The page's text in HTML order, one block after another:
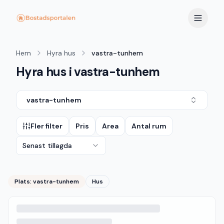
Hem Hyra hus vastra-tunhem
Hyra hus i vastra-tunhem
vastra-tunhem
Fler filter Pris Area Antal rum
Senast tillagda
Plats: vastra-tunhem Hus